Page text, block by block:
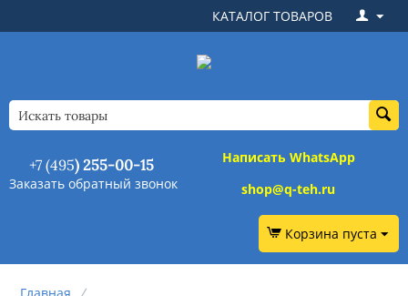
КАТАЛОГ ТОВАРОВ
+7 (495) 255-00-15
Заказать обратный звонок
Написать WhatsApp
shop@q-teh.ru
Корзина пуста